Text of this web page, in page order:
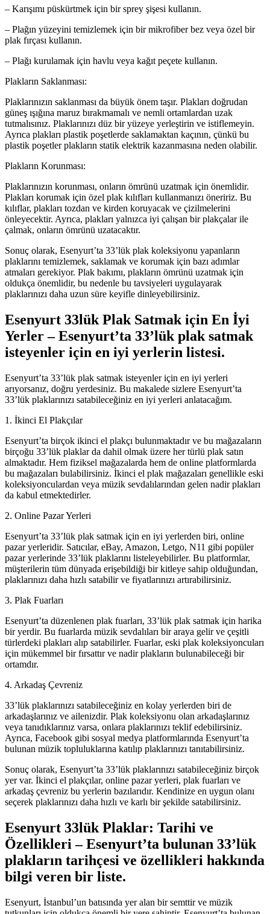
– Karışımı püskürtmek için bir sprey şişesi kullanın.
– Plağın yüzeyini temizlemek için bir mikrofiber bez veya özel bir
plak fırçası kullanın.
– Plağı kurulamak için havlu veya kağıt peçete kullanın.
Plakların Saklanması:
Plaklarınızın saklanması da büyük önem taşır. Plakları doğrudan
güneş ışığına maruz bırakmamalı ve nemli ortamlardan uzak
tutmalısınız. Plaklarınızı düz bir yüzeye yerleştirin ve istiflemeyin.
Ayrıca plakları plastik poşetlerde saklamaktan kaçının, çünkü bu
plastik poşetler plakların statik elektrik kazanmasına neden olabilir.
Plakların Korunması:
Plaklarınızın korunması, onların ömrünü uzatmak için önemlidir.
Plakları korumak için özel plak kılıfları kullanmanızı öneririz. Bu
kılıflar, plakları tozdan ve kirden koruyacak ve çizilmelerini
önleyecektir. Ayrıca, plakları yalnızca iyi çalışan bir plakçalar ile
çalmak, onların ömrünü uzatacaktır.
Sonuç olarak, Esenyurt’ta 33’lük plak koleksiyonu yapanların
plaklarını temizlemek, saklamak ve korumak için bazı adımlar
atmaları gerekiyor. Plak bakımı, plakların ömrünü uzatmak için
oldukça önemlidir, bu nedenle bu tavsiyeleri uygulayarak
plaklarınızı daha uzun süre keyifle dinleyebilirsiniz.
Esenyurt 33lük Plak Satmak için En İyi
Yerler – Esenyurt’ta 33’lük plak satmak
isteyenler için en iyi yerlerin listesi.
Esenyurt’ta 33’lük plak satmak isteyenler için en iyi yerleri
arıyorsanız, doğru yerdesiniz. Bu makalede sizlere Esenyurt’ta
33’lük plaklarınızı satabileceğiniz en iyi yerleri anlatacağım.
1. İkinci El Plakçılar
Esenyurt’ta birçok ikinci el plakçı bulunmaktadır ve bu mağazaların
birçoğu 33’lük plaklar da dahil olmak üzere her türlü plak satın
almaktadır. Hem fiziksel mağazalarda hem de online platformlarda
bu mağazaları bulabilirsiniz. İkinci el plak mağazaları genellikle eski
koleksiyonculardan veya müzik sevdalılarından gelen nadir plakları
da kabul etmektedirler.
2. Online Pazar Yerleri
Esenyurt’ta 33’lük plak satmak için en iyi yerlerden biri, online
pazar yerleridir. Satıcılar, eBay, Amazon, Letgo, N11 gibi popüler
pazar yerlerinde 33’lük plaklarını listeleyebilirler. Bu platformlar,
müşterilerin tüm dünyada erişebildiği bir kitleye sahip olduğundan,
plaklarınızı daha hızlı satabilir ve fiyatlarınızı artırabilirsiniz.
3. Plak Fuarları
Esenyurt’ta düzenlenen plak fuarları, 33’lük plak satmak için harika
bir yerdir. Bu fuarlarda müzik sevdalıları bir araya gelir ve çeşitli
türlerdeki plakları alıp satabilirler. Fuarlar, eski plak koleksiyoncuları
için mükemmel bir fırsattır ve nadir plakların bulunabileceği bir
ortamdır.
4. Arkadaş Çevreniz
33’lük plaklarınızı satabileceğiniz en kolay yerlerden biri de
arkadaşlarınız ve ailenizdir. Plak koleksiyonu olan arkadaşlarınız
veya tanıdıklarınız varsa, onlara plaklarınızı teklif edebilirsiniz.
Ayrıca, Facebook gibi sosyal medya platformlarında Esenyurt’ta
bulunan müzik topluluklarına katılıp plaklarınızı tanıtabilirsiniz.
Sonuç olarak, Esenyurt’ta 33’lük plaklarınızı satabileceğiniz birçok
yer var. İkinci el plakçılar, online pazar yerleri, plak fuarları ve
arkadaş çevreniz bu yerlerin bazılarıdır. Kendinize en uygun olanı
seçerek plaklarınızı daha hızlı ve karlı bir şekilde satabilirsiniz.
Esenyurt 33lük Plaklar: Tarihi ve
Özellikleri – Esenyurt’ta bulunan 33’lük
plakların tarihçesi ve özellikleri hakkında
bilgi veren bir liste.
Esenyurt, İstanbul’un batısında yer alan bir semttir ve müzik